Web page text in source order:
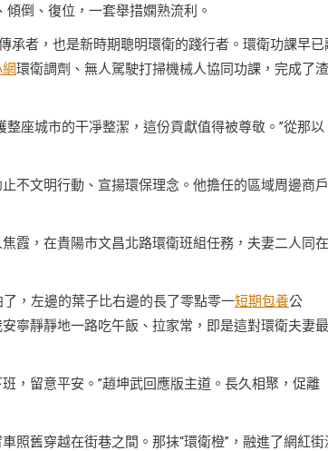
倒、復位，一套舉措嫻熟流利。
承者，也是新時期聰明環衛的踐行者。環衛功課早已
環衛調劑、無人駕駛打掃機械人協同功課，完成了
座城市的干凈整潔，這份貢獻值得被尊敬。”從那以
不文明行動、宣揚環保理念。他擔任的區域周邊商戶
霞，在貴陽市文昌北路環衛班組任務，夫妻二人同
，左邊的葉子比右邊的長了零點零一短期包養公
寧靜靜地一路吃午飯、拉家常，即是這對環衛夫妻
，留意平安。”趙坤武回應版主道。長久相聚，促離
照舊穿越在街巷之間。那抹“環衛橙”，融進了網紅街